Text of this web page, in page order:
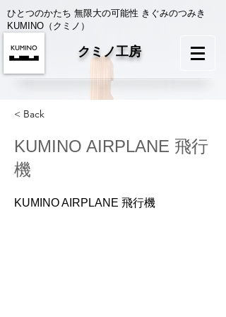
ひとつのかたち 無限大の可能性 きぐみのつみき
KUMINO（クミノ）
クミノ工房
< Back
KUMINO AIRPLANE 飛行
機
KUMINO AIRPLANE 飛行機